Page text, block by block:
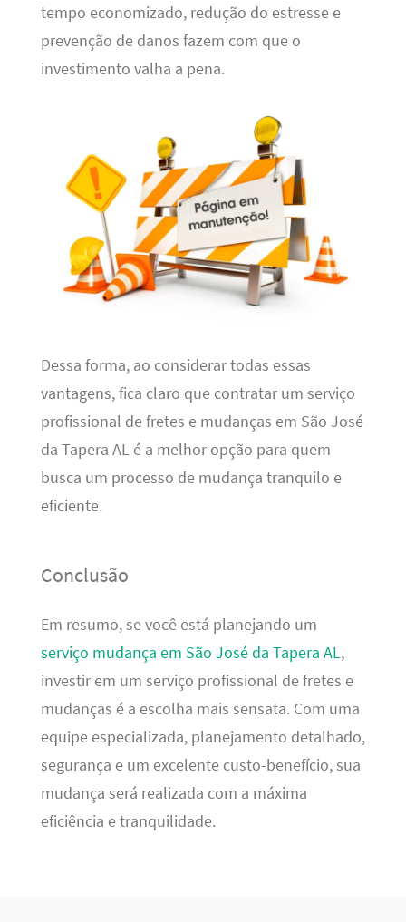
tempo economizado, redução do estresse e
prevenção de danos fazem com que o
investimento valha a pena.
Dessa forma, ao considerar todas essas
vantagens, fica claro que contratar um serviço
profissional de fretes e mudanças em São José
da Tapera AL é a melhor opção para quem
busca um processo de mudança tranquilo e
eficiente.
Conclusão
Em resumo, se você está planejando um
serviço mudança em São José da Tapera AL,
investir em um serviço profissional de fretes e
mudanças é a escolha mais sensata. Com uma
equipe especializada, planejamento detalhado,
segurança e um excelente custo-benefício, sua
mudança será realizada com a máxima
eficiência e tranquilidade.